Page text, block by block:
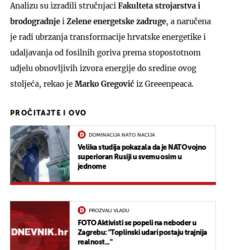
Analizu su izradili stručnjaci Fakulteta strojarstva i
brodogradnje i Zelene energetske zadruge, a naručena
je radi ubrzanja transformacije hrvatske energetike i
udaljavanja od fosilnih goriva prema stopostotnom
udjelu obnovljivih izvora energije do sredine ovog
stoljeća, rekao je Marko Gregović iz Greeenpeaca.
PROČITAJTE I OVO
DOMINACIJA NATO NACIJA
Velika studija pokazala da je NATO vojno
superioran Rusiji u svemu osim u
jednome
PROZVALI VLADU
FOTO Aktivisti se popeli na neboder u
Zagrebu: "Toplinski udari postaju trajnija
realnost..."